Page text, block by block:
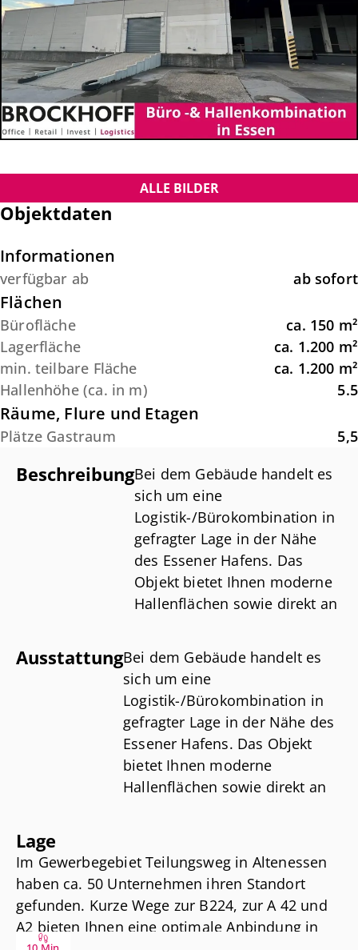
ALLE BILDER
Objektdaten
Informationen
verfügbar ab ab sofort
Flächen
Bürofläche ca. 150 m²
Lagerfläche
ca. 1.200 m²
min. teilbare Fläche
ca. 1.200 m²
Hallenhöhe (ca. in m)
5.5
Räume, Flure und Etagen
Plätze Gastraum 5,5
BeschreibungBei dem Gebäude handelt es
sich um eine
Logistik-/Bürokombination in
gefragter Lage in der Nähe
des Essener Hafens. Das
Objekt bietet Ihnen moderne
Hallenflächen sowie direkt an
Büroräume. Die Büros
können bei Bedarf in Ihrer
Grundrissstruktur Ihren
Anforderungen angepasst
und bei Bedarf in Ihrer Größe
flexibel angemietet werden.
Für Ihre PKW stehen direkt
am Objekt Stellplätze zur
ebenfalls vorhanden.
Bei Bedarf und nach
Absprache können weitere
AusstattungBei dem Gebäude handelt es
sich um eine
Logistik-/Bürokombination in
gefragter Lage in der Nähe des
Essener Hafens. Das Objekt
bietet Ihnen moderne
Hallenflächen sowie direkt an
bei Bedarf in Ihrer
Grundrissstruktur Ihren
Anforderungen angepasst und
bei Bedarf in Ihrer Größe
flexibel angemietet werden. Für
Lage
Im Gewerbegebiet Teilungsweg in Altenessen
haben ca. 50 Unternehmen ihren Standort
gefunden. Kurze Wege zur B224, zur A 42 und
A2 bieten Ihnen eine optimale Anbindung in